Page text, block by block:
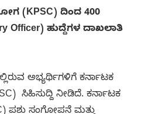
(KPSC) ದಿಂದ 400
Officer) ಹುದ್ದೆಗಳ ದಾಖಲಾತಿ
ಅಭ್ಯರ್ಥಿಗಳಿಗೆ ಕರ್ನಾಟಕ
ಸಿಹಿಸುದ್ದಿ ನೀಡಿದೆ. ಕರ್ನಾಟಕ